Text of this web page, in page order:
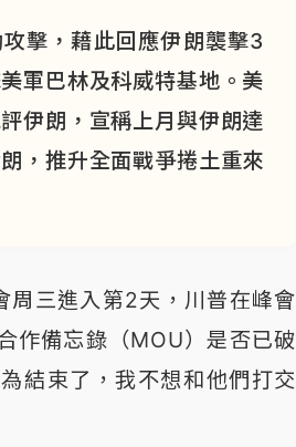
擊，藉此回應伊朗襲擊3
軍巴林及科威特基地。美
伊朗，宣稱上月與伊朗達
，推升全面戰爭捲土重來
周三進入第2天，川普在峰會
作備忘錄（MOU）是否已破
結束了，我不想和他們打交